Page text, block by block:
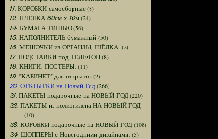
11. КОРОБКИ самосборные(8)
12. ПЛЁНКА 60см х 10м(24)
14. БУМАГА ТИШЬЮ(56)
15. НАПОЛНИТЕЛЬ бумажный (50)
16. МЕШОЧКИ из ОРГАНЗЫ, ШЁЛКА. (2)
17. ПОДСТАВКИ под ТЕЛЕФОН(8)
18. КНИГИ. ПОСТЕРЫ. (11)
19. "КАБИНЕТ" для открыток(2)
20. ОТКРЫТКИ на Новый Год (266)
21. ПАКЕТЫ подарочные на НОВЫЙ ГОД(220)
22. ПАКЕТЫ из полиэтилена НА НОВЫЙ ГОД
(10)
23. КОРОБКИ подарочные на НОВЫЙ ГОД(108)
24. ШОППЕРЫ с Новогодними дизайнами. (5)